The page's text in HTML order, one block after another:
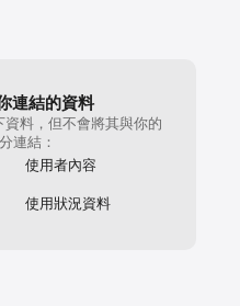
連結的資料
料，但不會將其與你的
連結：
使用者內容
使用狀況資料